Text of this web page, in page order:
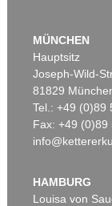
Auktion 550 -
Ergebnis:€
MÜNCHEN
Hauptsitz
Joseph-Wild-
81829
Tel.: +49 (0)89
Fax: +49 (0)89
HAMBURG
Louisa von